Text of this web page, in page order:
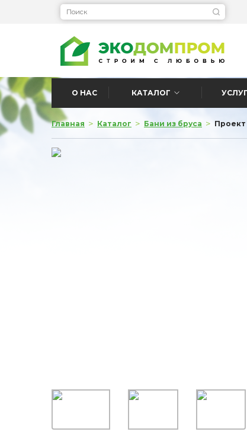
О НАС КАТАЛОГ
Главная > Каталог > Бани из бруса > Проект